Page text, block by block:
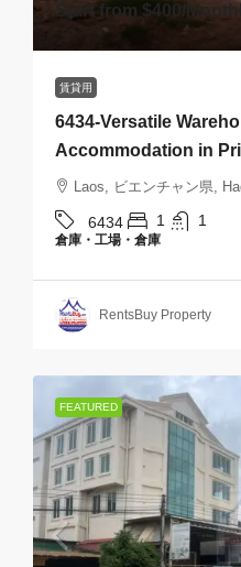
Start from $400 /
賃貸用
6434-Versatile
Accommodation in
Laos, ビエンチャン県,
6434 1 1
倉庫・工場・倉庫
RentsBuy Property
FEATURED